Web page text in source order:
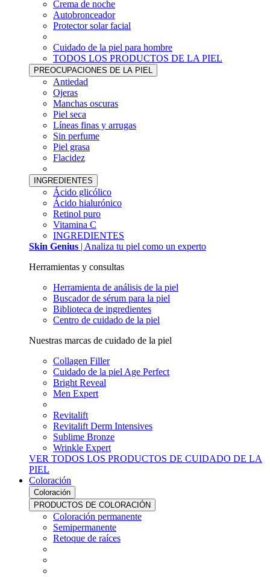
Crema de noche
Autobronceador
Protector solar facial
Cuidado de la piel para hombre
TODOS LOS PRODUCTOS DE LA PIEL
PREOCUPACIONES DE LA PIEL
Antiedad
Ojeras
Manchas oscuras
Piel seca
Líneas finas y arrugas
Sin perfume
Piel grasa
Flacidez
INGREDIENTES
Ácido glicólico
Ácido hialurónico
Retinol puro
Vitamina C
INGREDIENTES
Skin Genius | Analiza tu piel como un experto
Herramientas y consultas
Herramienta de análisis de la piel
Buscador de sérum para la piel
Biblioteca de ingredientes
Centro de cuidado de la piel
Nuestras marcas de cuidado de la piel
Collagen Filler
Cuidado de la piel Age Perfect
Bright Reveal
Men Expert
Revitalift
Revitalift Derm Intensives
Sublime Bronze
Wrinkle Expert
VER TODOS LOS PRODUCTOS DE CUIDADO DE LA
PIEL
Coloración
Coloración
PRODUCTOS DE COLORACIÓN
Coloración permanente
Semipermanente
Retoque de raíces